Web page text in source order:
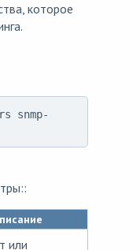
которое
snmp-
или